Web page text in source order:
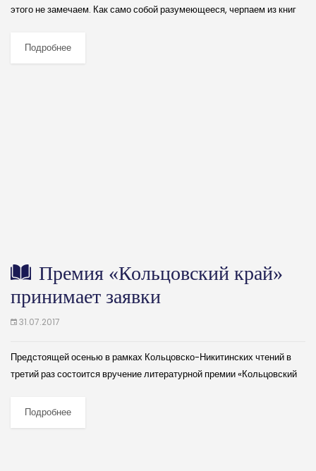
этого не замечаем. Как само собой разумеющееся, черпаем из книг
Подробнее
Премия «Кольцовский край»
принимает заявки
31.07.2017
Предстоящей осенью в рамках Кольцовско-Никитинских чтений в
третий раз состоится вручение литературной премии «Кольцовский
литературному событию, рассказывает председатель правления
Воронежского регионального...
Подробнее